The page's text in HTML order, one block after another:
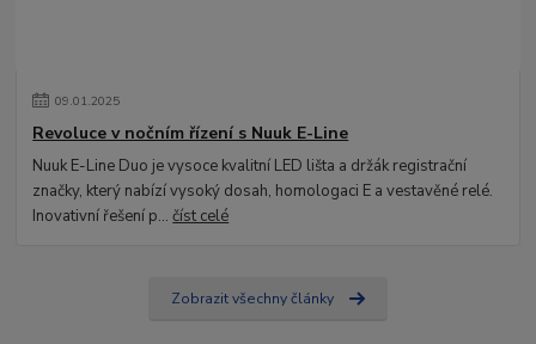
09.01.2025
Revoluce v nočním řízení s Nuuk E-Line
Nuuk E-Line Duo je vysoce kvalitní LED lišta a držák registrační
značky, který nabízí vysoký dosah, homologaci E a vestavěné relé.
Inovativní řešení p...číst celé
Zobrazit všechny články